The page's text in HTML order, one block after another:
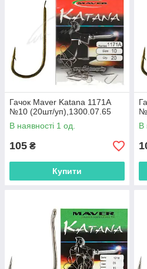
Гачок Maver Katana 1171A
№10 (20шт/уп),1300.07.65
В наявності 1 од.
105 ₴
Купити
В